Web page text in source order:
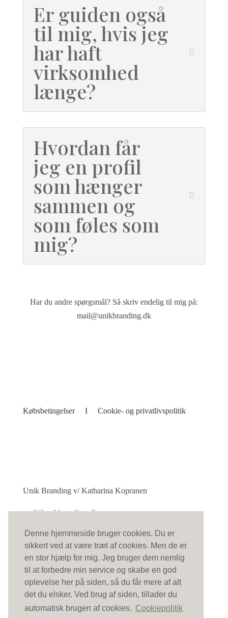
Denne hjemmeside bruger cookies. Du er
sikkert ved at være træt af cookies. Men de er
en stor hjælp for mig. Jeg bruger dem nemlig
til at forbedre min service og skabe en god
oplevelse her på siden, så du får mere af alt
det du elsker. Ved brug af siden, tillader du
automatisk brugen af cookies. Cookiepolitik
Er guiden også
til mig, hvis jeg
har haft
virksomhed
længe?
Hvordan får
jeg en profil
som hænger
sammen og
som føles som
mig?
Har du andre spørgsmål?Så skriv endelig til mig på:
mail@unikbranding.dk
KøbsbetingelserI Cookie- og privatlivspolitik
Unik Branding v/ Katharina Kopranen
mail@unikbranding.dk
© 2025 Unik Branding. Alle rettigheder forbeholdes.